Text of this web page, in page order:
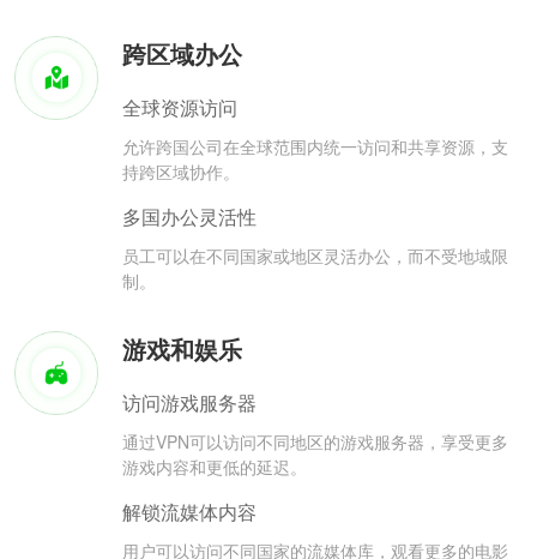
跨区域办公
全球资源访问
允许跨国公司在全球范围内统一访问和共享资源，支
持跨区域协作。
多国办公灵活性
员工可以在不同国家或地区灵活办公，而不受地域限
制。
游戏和娱乐
访问游戏服务器
通过VPN可以访问不同地区的游戏服务器，享受更多
游戏内容和更低的延迟。
解锁流媒体内容
用户可以访问不同国家的流媒体库，观看更多的电影